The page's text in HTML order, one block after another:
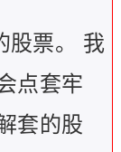
股票。 我
点套牢
套的股